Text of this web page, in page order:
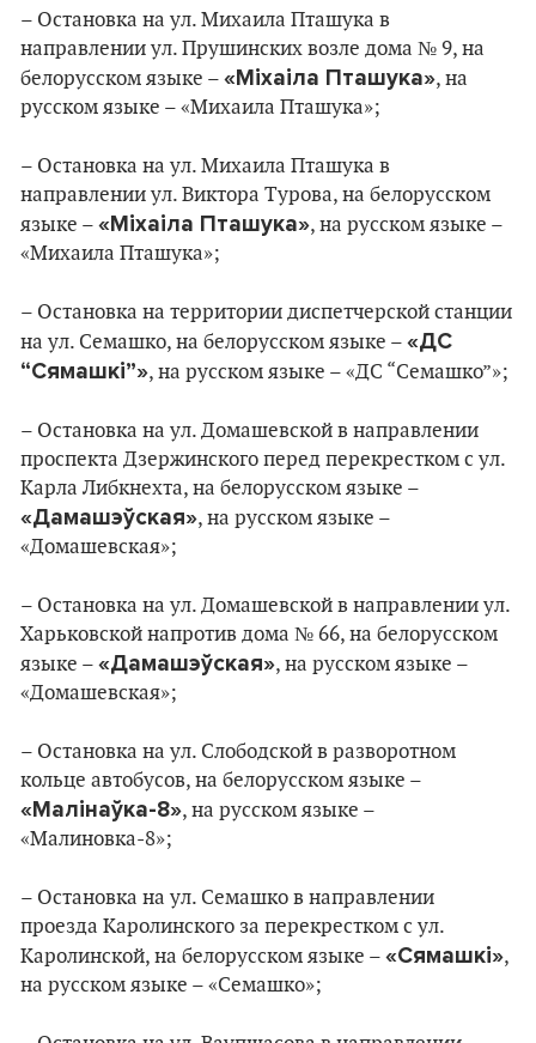
– Остановка на ул. Михаила Пташука в
направлении ул. Прушинских возле дома № 9, на
белорусском языке – «Міхаіла Пташука», на
русском языке – «Михаила Пташука»;
– Остановка на ул. Михаила Пташука в
направлении ул. Виктора Турова, на белорусском
языке – «Міхаіла Пташука», на русском языке –
«Михаила Пташука»;
– Остановка на территории диспетчерской станции
на ул. Семашко, на белорусском языке – «ДС
“Сямашкі”», на русском языке – «ДС “Семашко”»;
– Остановка на ул. Домашевской в направлении
проспекта Дзержинского перед перекрестком с ул.
Карла Либкнехта, на белорусском языке –
«Дамашэўская», на русском языке –
«Домашевская»;
– Остановка на ул. Домашевской в направлении ул.
Харьковской напротив дома № 66, на белорусском
языке – «Дамашэўская», на русском языке –
«Домашевская»;
– Остановка на ул. Слободской в разворотном
кольце автобусов, на белорусском языке –
«Малінаўка-8», на русском языке –
«Малиновка-8»;
– Остановка на ул. Семашко в направлении
проезда Каролинского за перекрестком с ул.
Каролинской, на белорусском языке – «Сямашкі»,
на русском языке – «Семашко»;